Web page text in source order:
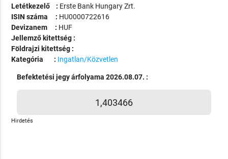
Letétkezelő : Erste Bank Hungary Zrt.
ISIN száma : HU0000722616
Devizanem : HUF
Jellemző kitettség :
Földrajzi kitettség :
Kategória : Ingatlan/Közvetlen
Befektetési jegy árfolyama 2026.08.07. :
1,403466
Hirdetés